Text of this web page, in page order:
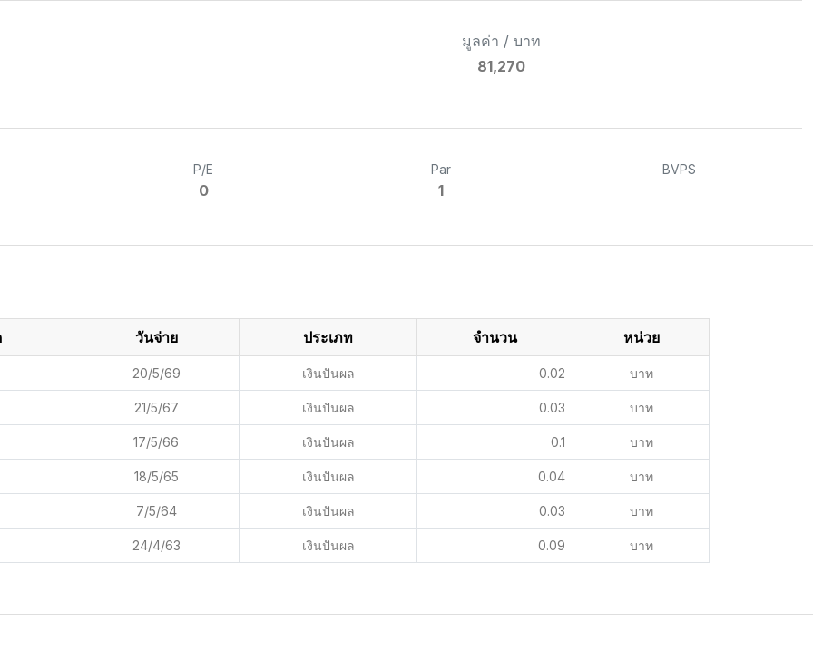
มูลค่า / บาท
81,270
P/E
0
Par
1
BVPS
วันจ่าย ประเภท จำนวน หน่วย
20/5/69 เงินปันผล 0.02 บาท
21/5/67 เงินปันผล 0.03 บาท
17/5/66 เงินปันผล 0.1 บาท
18/5/65 เงินปันผล 0.04 บาท
7/5/64 เงินปันผล 0.03 บาท
24/4/63 เงินปันผล 0.09 บาท